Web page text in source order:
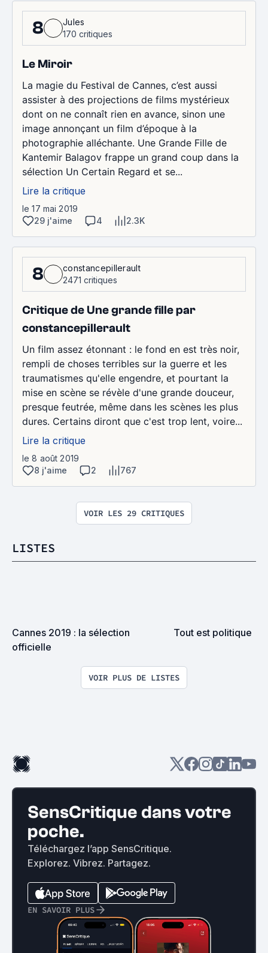
8
Jules
170 critiques
Le Miroir
La magie du Festival de Cannes, c’est aussi
assister à des projections de films mystérieux
dont on ne connaît rien en avance, sinon une
image annonçant un film d’époque à la
photographie alléchante. Une Grande Fille de
Kantemir Balagov frappe un grand coup dans la
sélection Un Certain Regard et se...
Lire la critique
le 17 mai 2019
29 j'aime
4 2.3K
8
constancepillerault
2471 critiques
Critique de Une grande fille par
constancepillerault
Un film assez étonnant : le fond en est très noir,
rempli de choses terribles sur la guerre et les
traumatismes qu'elle engendre, et pourtant la
mise en scène se révèle d'une grande douceur,
presque feutrée, même dans les scènes les plus
dures. Certains diront que c'est trop lent, voire...
Lire la critique
le 8 août 2019
8 j'aime
2 767
VOIR LES 29 CRITIQUES
LISTES
Cannes 2019 : la sélection
officielle
Tout est politique
VOIR PLUS DE LISTES
SensCritique dans votre
poche.
Téléchargez l’app SensCritique.
Explorez. Vibrez. Partagez.
EN SAVOIR PLUS